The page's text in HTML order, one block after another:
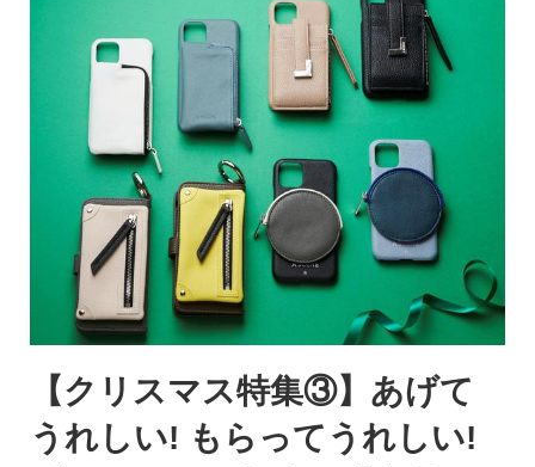
【クリスマス特集③】あげて
うれしい! もらってうれしい!